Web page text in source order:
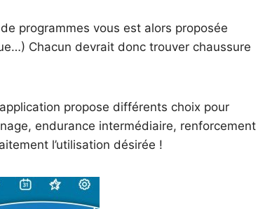
programmes vous est alors proposée
Chacun devrait donc trouver chaussure
propose différents choix pour
endurance intermédiaire, renforcement
l’utilisation désirée !